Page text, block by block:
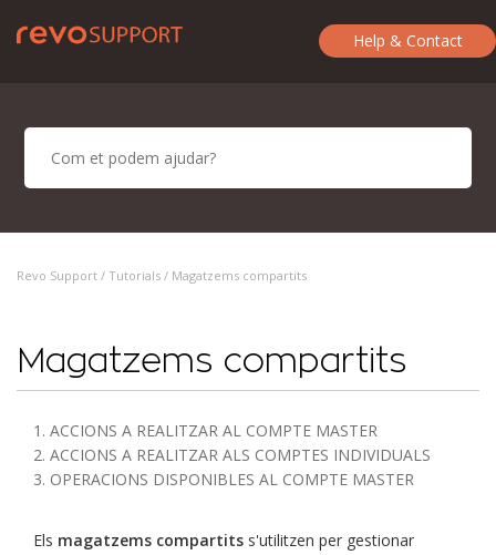
Help & Contact
Revo Support / Tutorials / Magatzems compartits
Magatzems compartits
1. ACCIONS A REALITZAR AL COMPTE MASTER
2. ACCIONS A REALITZAR ALS COMPTES INDIVIDUALS
3. OPERACIONS DISPONIBLES AL COMPTE MASTER
Els magatzems compartits s'utilitzen per gestionar